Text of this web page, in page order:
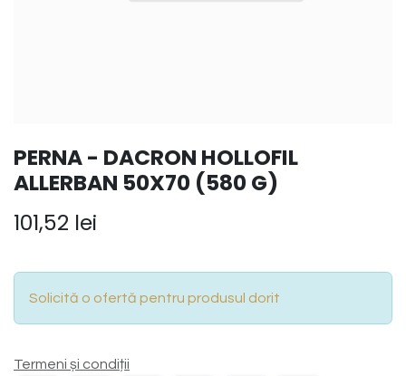
PERNA - DACRON HOLLOFIL
ALLERBAN 50X70 (580 G)
101,52 lei
Solicită o ofertă pentru produsul dorit
Termeni și condiții